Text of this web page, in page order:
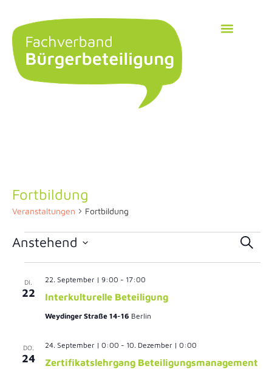
Fortbildung
Veranstaltungen Fortbildung
Suche
Anstehend
wählen.
DI.
22 Interkulturelle Beteiligung
22. September | 9:00 - 17:00
Weydinger Straße 14-16 Berlin
DO.
24
Zertifikatslehrgang Beteiligungsmanagement
24. September | 0:00 - 10. Dezember | 0:00